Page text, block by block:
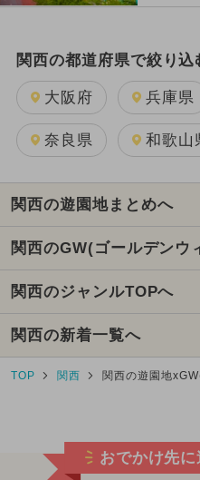
関西の都道府県で絞り込
大阪府 兵庫県
奈良県 和歌山
関西の遊園地まとめへ
関西のGW(ゴールデンウ
関西のジャンルTOPへ
関西の新着一覧へ
TOP 関西 関西の遊園地
おでかけ先に